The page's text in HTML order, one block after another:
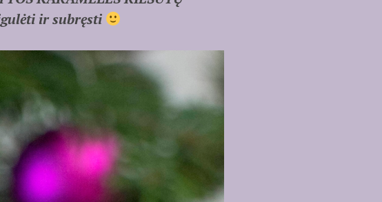
ir subręsti